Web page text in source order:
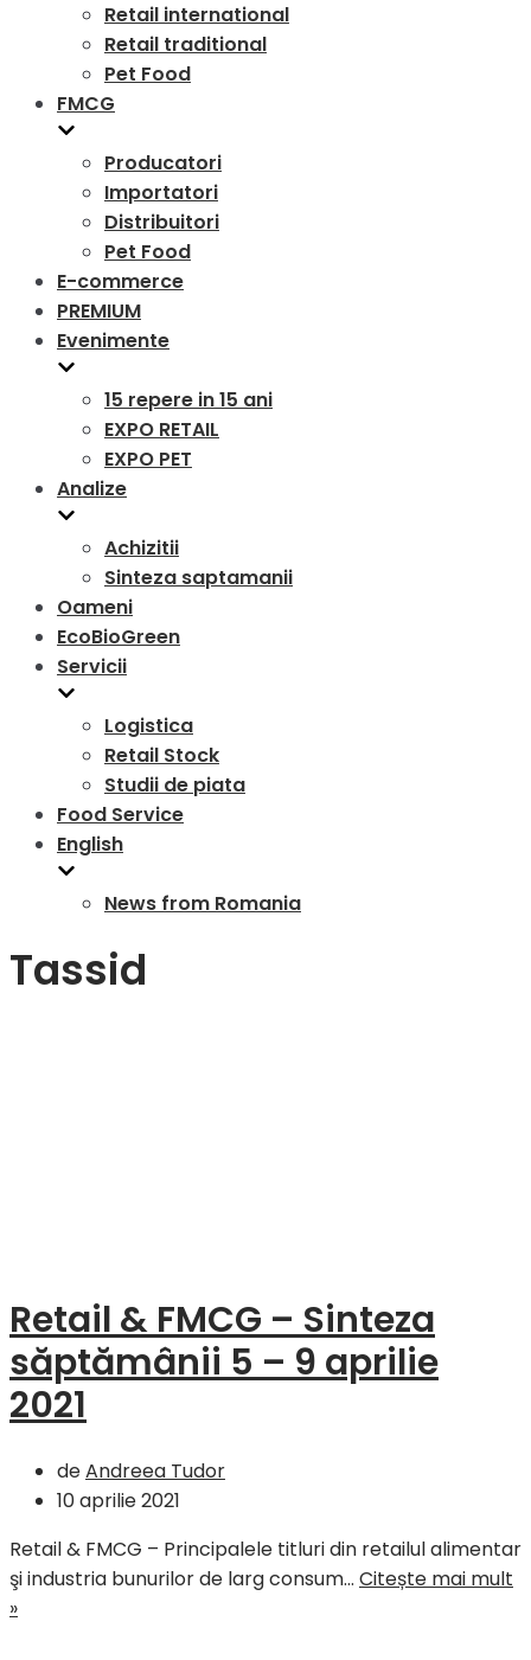
Retail international
Retail traditional
Pet Food
FMCG
Producatori
Importatori
Distribuitori
Pet Food
E-commerce
PREMIUM
Evenimente
15 repere in 15 ani
EXPO RETAIL
EXPO PET
Analize
Achizitii
Sinteza saptamanii
Oameni
EcoBioGreen
Servicii
Logistica
Retail Stock
Studii de piata
Food Service
English
News from Romania
Tassid
Retail & FMCG – Sinteza
săptămânii 5 – 9 aprilie
2021
deAndreea Tudor
10 aprilie 2021
Retail & FMCG – Principalele titluri din retailul alimentar
şi industria bunurilor de larg consum… Citește mai mult
»Retail